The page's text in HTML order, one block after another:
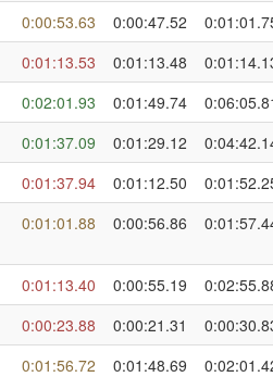
0:00:53.63 0:00:47.52
0:01:13.53 0:01:13.48
0:02:01.93 0:01:49.74
0:01:37.09 0:01:29.12
0:01:37.94 0:01:12.50
0:01:01.88 0:00:56.86
0:01:13.40 0:00:55.19
0:00:23.88 0:00:21.31
0:01:56.72 0:01:48.69